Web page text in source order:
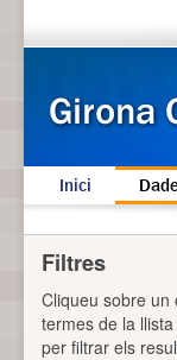
Inici
Filtres
Cliqueu sobre un
termes de la
per filtrar els